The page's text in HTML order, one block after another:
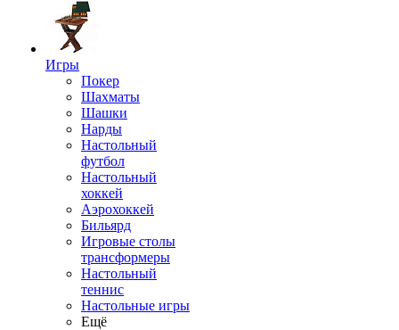
Игры
Покер
Шахматы
Шашки
Нарды
Настольный
футбол
Настольный
хоккей
Аэрохоккей
Бильярд
Игровые столы
трансформеры
Настольный
теннис
Настольные игры
Ещё